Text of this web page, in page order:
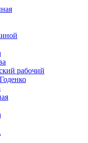
рабочий